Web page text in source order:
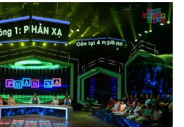
Podcast